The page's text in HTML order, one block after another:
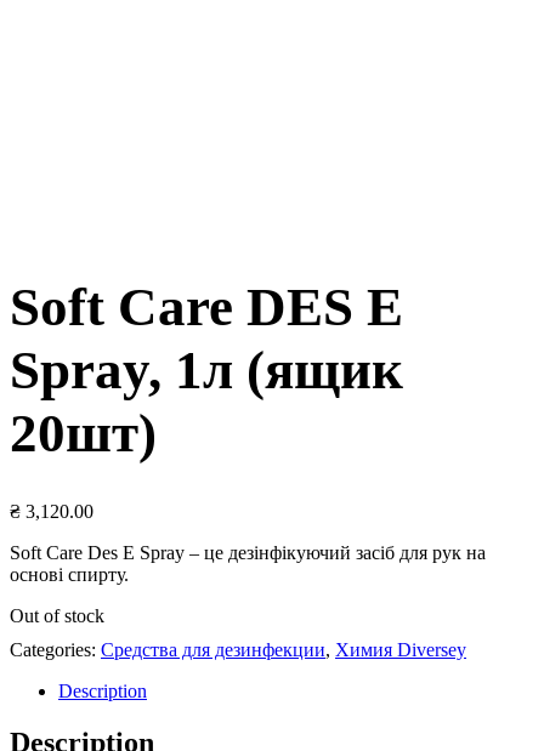
Soft Care DES E
Spray, 1л (ящик
20шт)
₴ 3,120.00
Soft Care Des E Spray – це дезінфікуючий засіб для рук на
основі спирту.
Out of stock
Categories: Средства для дезинфекции, Химия Diversey
Description
Description